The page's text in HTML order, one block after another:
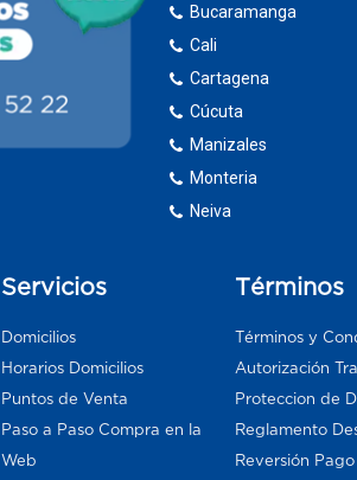
Bucaramanga
Cali
Cartagena
Cúcuta
Manizales
Monteria
Neiva
Servicios
Domicilios
Horarios Domicilios
Puntos de Venta
Paso a Paso Compra en la
Web
Términos
Términos y
Autorización
Proteccion de
Reglamento
Reversión